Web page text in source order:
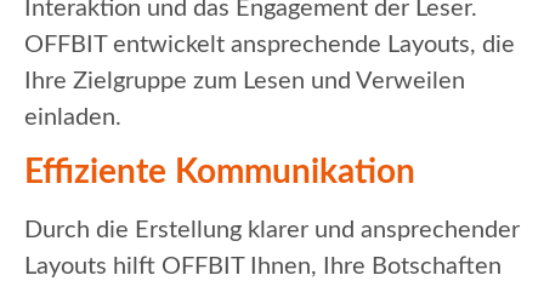
Interaktion und das Engagement der Leser.
OFFBIT entwickelt ansprechende Layouts, die
Ihre Zielgruppe zum Lesen und Verweilen
einladen.
Effiziente Kommunikation
Durch die Erstellung klarer und ansprechender
Layouts hilft OFFBIT Ihnen, Ihre Botschaften